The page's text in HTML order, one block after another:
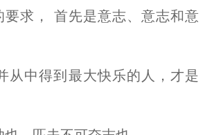
要求， 首先是意志、意志和意
从中得到最大快乐的人，才是